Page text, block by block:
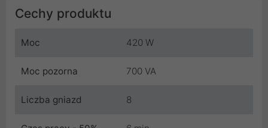
Cechy produktu
Moc 420 W
Moc pozorna 700 VA
Liczba gniazd 8